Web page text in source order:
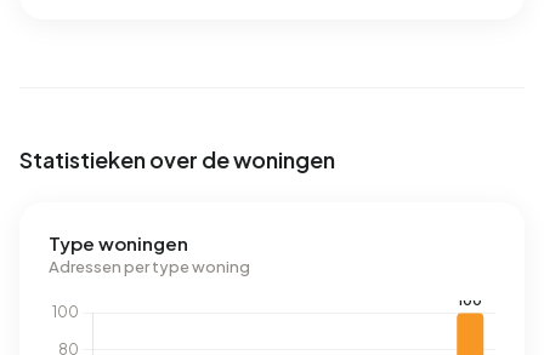
Statistieken over de woningen
Type woningen
Adressen per type woning